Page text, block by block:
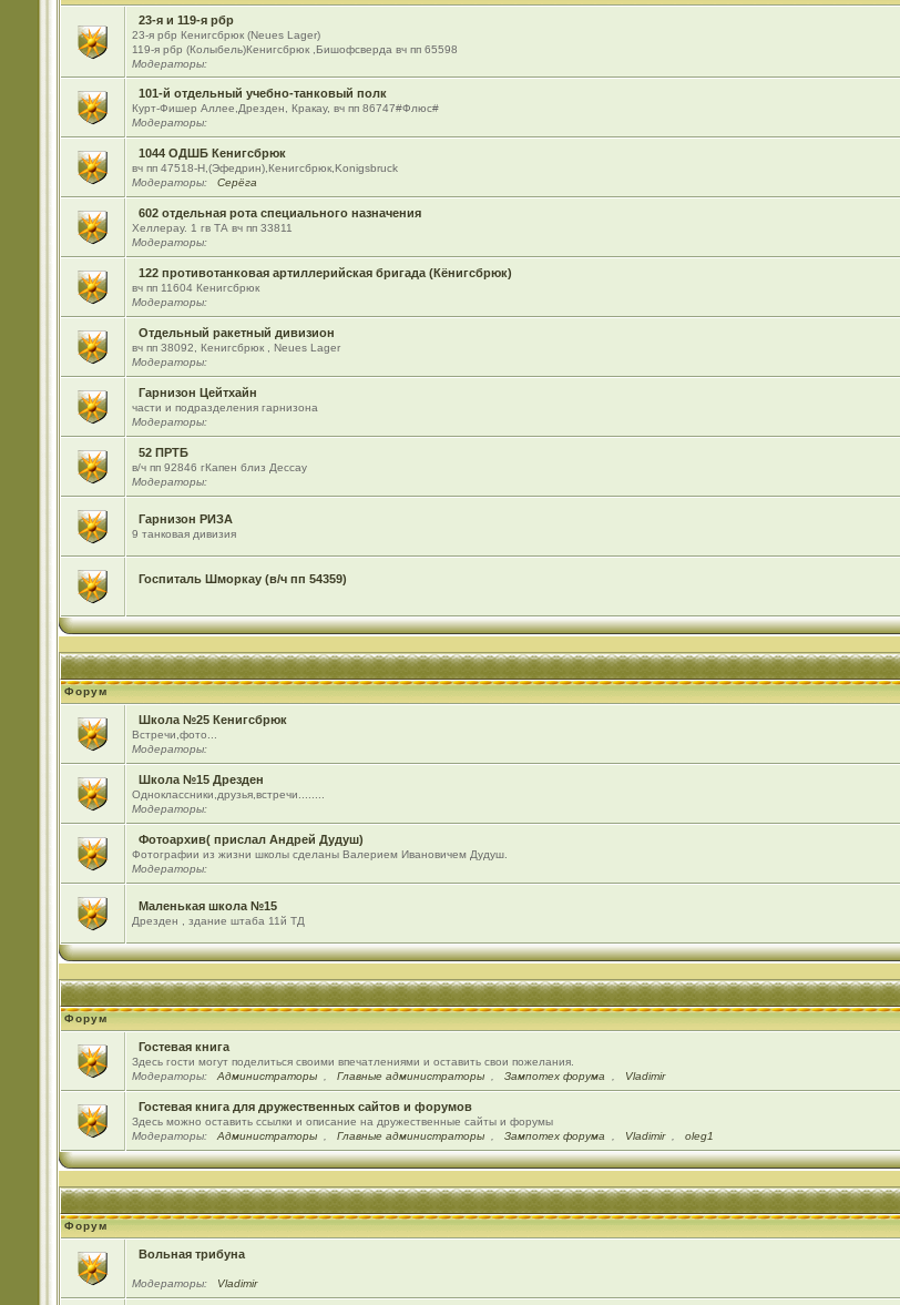
23-я и 119-я рбр
23-я рбр Кенигсбрюк (Neues Lager)
119-я рбр (Колыбель)Кенигсбрюк ,Бишофсверда вч пп 65598
Модераторы:
101-й отдельный учебно-танковый полк
Курт-Фишер Аллее,Дрезден, Кракау, вч пп 86747#Флюс#
Модераторы:
1044 ОДШБ Кенигсбрюк
вч пп 47518-Н,(Эфедрин),Кенигсбрюк,Konigsbruck
Модераторы:
Серёга
602 отдельная рота специального назначения
Хеллерау. 1 гв ТА вч пп 33811
Модераторы:
122 противотанковая артиллерийская бригада (Кёнигсбрюк)
вч пп 11604 Кенигсбрюк
Модераторы:
Отдельный ракетный дивизион
вч пп 38092, Кенигсбрюк , Neues Lager
Модераторы:
Гарнизон Цейтхайн
части и подразделения гарнизона
Модераторы:
52 ПРТБ
в/ч пп 92846 гКапен близ Дессау
Модераторы:
Гарнизон РИЗА
9 танковая дивизия
Госпиталь Шморкау (в/ч пп 54359)
Форум
Школа №25 Кенигсбрюк
Встречи,фото...
Модераторы:
Школа №15 Дрезден
Одноклассники,друзья,встречи........
Модераторы:
Фотоархив( прислал Андрей Дудуш)
Фотографии из жизни школы сделаны Валерием Ивановичем Дудуш.
Модераторы:
Маленькая школа №15
Дрезден , здание штаба 11й ТД
Форум
Гостевая книга
Здесь гости могут поделиться своими впечатлениями и оставить свои пожелания.
Модераторы:
Администраторы Главные администраторы Зампотех форума Vladimir
Гостевая книга для дружественных сайтов и форумов
Здесь можно оставить ссылки и описание на дружественные сайты и форумы
Модераторы:
Администраторы Главные администраторы Зампотех форума Vladimir oleg1
Форум
Вольная трибуна
Модераторы: Vladimir